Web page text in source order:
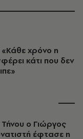
χρόνο η
κάτι που δεν
ο Γιώργος
έφτασε η